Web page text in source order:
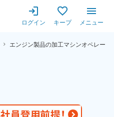
ログイン キープ メニュー
エンジン製品の加工マシンオペレー
加工マシン